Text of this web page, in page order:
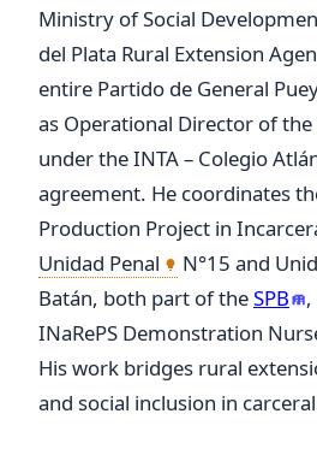
Ministry of Social
del Plata Rural Extension
entire Partido de General
as Operational Director of
under the INTA – Colegio
agreement. He coordinates
Unidad Penal
N°15 and
Batán, both part of the SPB
INaRePS Demonstration
His work bridges rural
and social inclusion in